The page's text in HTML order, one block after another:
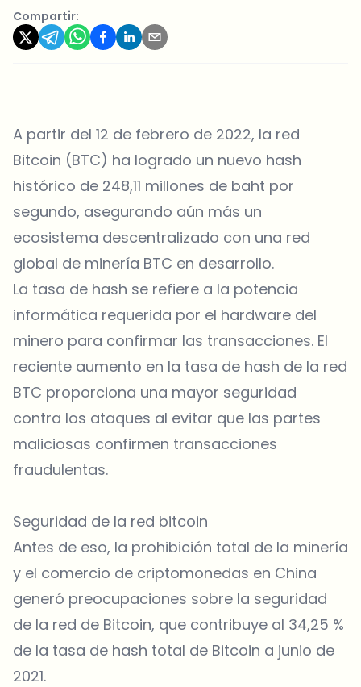
Compartir:
A partir del 12 de febrero de 2022, la red
Bitcoin (BTC) ha logrado un nuevo hash
histórico de 248,11 millones de baht por
segundo, asegurando aún más un
ecosistema descentralizado con una red
global de minería BTC en desarrollo.
La tasa de hash se refiere a la potencia
informática requerida por el hardware del
minero para confirmar las transacciones. El
reciente aumento en la tasa de hash de la red
BTC proporciona una mayor seguridad
contra los ataques al evitar que las partes
maliciosas confirmen transacciones
fraudulentas.
Seguridad de la red bitcoin
Antes de eso, la prohibición total de la minería
y el comercio de criptomonedas en China
generó preocupaciones sobre la seguridad
de la red de Bitcoin, que contribuye al 34,25 %
de la tasa de hash total de Bitcoin a junio de
2021.